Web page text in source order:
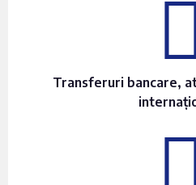
Transferuri bancare,